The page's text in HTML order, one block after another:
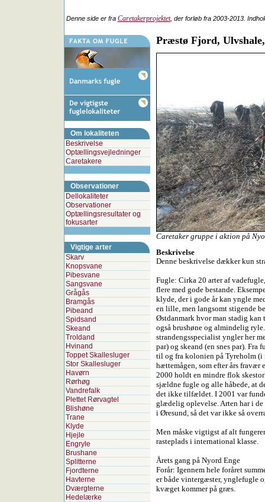
Denne side er fra Caretakerprojektet, der forløb fra 2003-2013.
Om lokaliteten
Beskrivelse
Optællingsvejledninger
Caretakere
Observationer
Dellokaliteter
Observationer
Optællingsresultater og
fokusarter
Vigtige arter
Skarv
Knopsvane
Pibesvane
Sangsvane
Grågås
Bramgås
Pibeand
Spidsand
Skeand
Troldand
Hvinand
Toppet Skallesluger
Stor Skallesluger
Havørn
Rørhøg
Vandrefalk
Plettet Rørvagtel
Blishøne
Trane
Klyde
Hjejle
Engryle
Brushane
Splitterne
Fjordterne
Havterne
Dværgterne
Hedelærke
Præstø Fjord,
Caretaker gruppe i aktion på
Beskrivelse
Denne beskrivelse dækker kun
Fugle: Cirka 20 arter af
flere med gode bestande.
klyde, der i gode år kan yngle
en lille, men langsomt stigende
Østdanmark hvor man stadig kan
også brushøne og almindelig
strandengsspecialist yngler her
par) og skeand (en snes par). Fra
til og fra kolonien på Tyreholm (i
hættemågen, som efter års fravær
2000 holdt en mindre flok
sjældne fugle og alle håbede, at
det ikke tilfældet. I 2001 var
glædelig oplevelse. Arten har i de
i Øresund, så det var ikke så
Men måske vigtigst af alt
rasteplads i international klasse.
Årets gang på Nyord Enge
Forår: Igennem hele foråret
er både vintergæster, ynglefugle
kvæget kommer på græs.